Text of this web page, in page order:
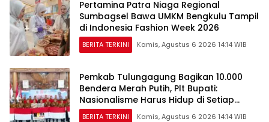
Pertamina Patra Niaga Regional
Sumbagsel Bawa UMKM Bengkulu Tampil
di Indonesia Fashion Week 2026
BERITA TERKINI Kamis, Agustus 6 2026 14:14 WIB
Pemkab Tulungagung Bagikan 10.000
Bendera Merah Putih, Plt Bupati:
Nasionalisme Harus Hidup di Setiap
Rumah
BERITA TERKINI Kamis, Agustus 6 2026 14:14 WIB